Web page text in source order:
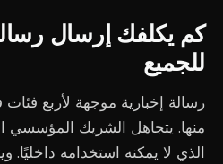
كم يكلفك إرسال
للجميع
رسالة إخبارية موجهة لأربع
منها. يتجاهل الشريك المؤسسي
الذي لا يمكنه استخدامه داخليًا.